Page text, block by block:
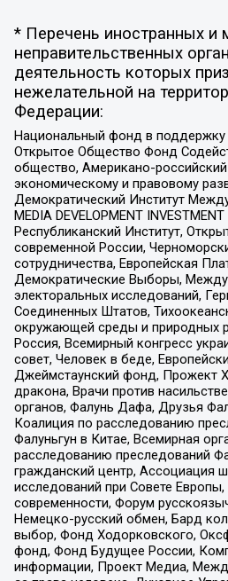
* Перечень иностранных
неправительственных
деятельность которых
нежелательной на
Федерации:
Национальный фонд в поддержку
Открытое Общество Фонд
общество, Американо-
экономическому и правовому
Демократический Институт
MEDIA DEVELOPMENT
Республиканский Институт,
современной России,
сотрудничества, Европейская
Демократические Выборы,
электоральных исследований,
Соединенных Штатов,
окружающей среды и природных
Россия, Всемирный конгресс
совет, Человек в беде,
Джеймстаунский фонд, Прожект
дракона, Врачи против
органов, Фалунь Дафа, Друзья
Коалиция по расследованию
Фалуньгун в Китае, Всемирная
расследованию преследований
гражданский центр, Ассоциация
исследований при Совете
современности, Форум
Немецко-русский обмен, Бард
выбор, Фонд Ходорковского,
фонд, Фонд Будущее России,
информации, Проект Медиа,